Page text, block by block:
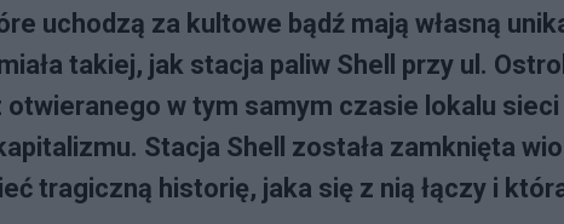
uchodzą za kultowe bądź mają własną
takiej, jak stacja paliw Shell przy ul.
w tym samym czasie lokalu
Stacja Shell została zamknięta
tragiczną historię, jaka się z nią łączy i